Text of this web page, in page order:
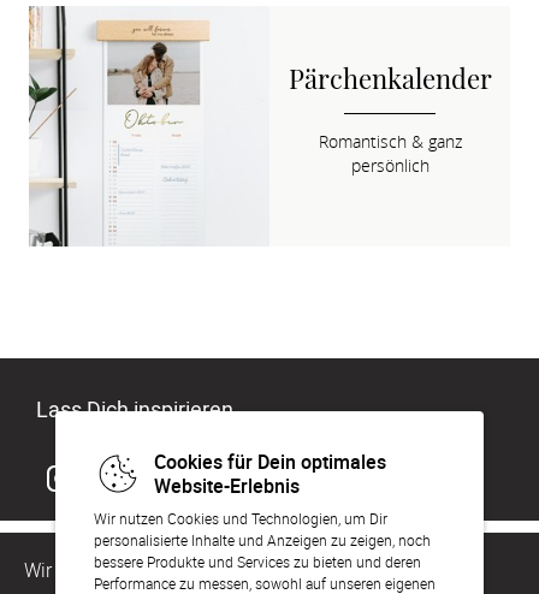
Cookies für Dein optimales
Website-Erlebnis
Wir nutzen Cookies und Technologien, um Dir
personalisierte Inhalte und Anzeigen zu zeigen, noch
bessere Produkte und Services zu bieten und deren
Performance zu messen, sowohl auf unseren eigenen
Pärchenkalender
Romantisch & ganz
persönlich
Lass Dich inspirieren
Wir sind für Dich da